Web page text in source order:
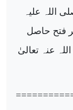
اللہ علیہ
فتح حاصل
عنہ تعالیٰ